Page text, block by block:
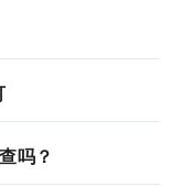
吗？